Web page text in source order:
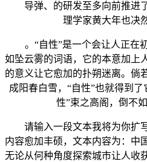
导弹、的研发至多向前推进了
理学家黄大年也决
。“自性”是一个会让人正在
如坠云雾的词语，它的本意加上
的意义让它愈加的扑朔迷离。倘
成阳春白雪，“自性”也就得到了
性”束之高阁，倒不
请输入一段文本我将为你扩
内容愈加丰硕，文本内容为：中
无论从何种角度探索城市让人收